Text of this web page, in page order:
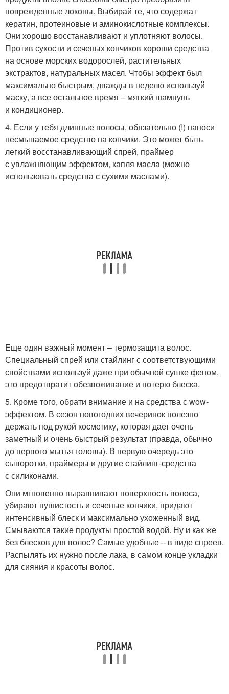
поврежденные локоны. Выбирай те, что содержат
кератин, протеиновые и аминокислотные комплексы.
Они хорошо восстанавливают и уплотняют волосы.
Против сухости и сеченых кончиков хороши средства
на основе морских водорослей, растительных
экстрактов, натуральных масел. Чтобы эффект был
максимально быстрым, дважды в неделю используй
маску, а все остальное время – мягкий шампунь
и кондиционер.
4. Если у тебя длинные волосы, обязательно (!) наноси
несмываемое средство на кончики. Это может быть
легкий восстанавливающий спрей, праймер
с увлажняющим эффектом, капля масла (можно
использовать средства с сухими маслами).
Еще один важный момент – термозащита волос.
Специальный спрей или стайлинг с соответствующими
свойствами используй даже при обычной сушке феном,
это предотвратит обезвоживание и потерю блеска.
5. Кроме того, обрати внимание и на средства с wow-
эффектом. В сезон новогодних вечеринок полезно
держать под рукой косметику, которая дает очень
заметный и очень быстрый результат (правда, обычно
до первого мытья головы). В первую очередь это
сыворотки, праймеры и другие стайлинг-средства
с силиконами.
Они мгновенно выравнивают поверхность волоса,
убирают пушистость и сеченые кончики, придают
интенсивный блеск и максимально ухоженный вид.
Смываются такие продукты простой водой. Ну и как же
без блесков для волос? Самые удобные – в виде спреев.
Распылять их нужно после лака, в самом конце укладки
для сияния и красоты волос.